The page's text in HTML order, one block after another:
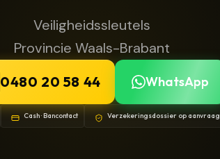
Veiligheidssleutels
Provincie Waals-Brabant
0480 20 58 44 WhatsApp
Cash · Bancontact Verzekeringsdossier op aanvraag